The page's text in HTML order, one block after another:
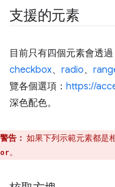
支援的元素
目前只有四個元素會透過
checkbox、 radio、
覽各個選項： https://
深色配色。
警告： 如果下列示範元素都是
。